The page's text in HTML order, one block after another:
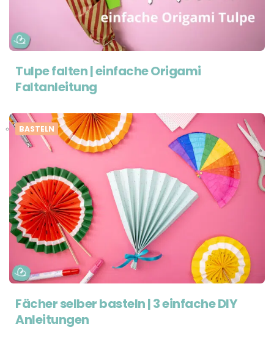
Tulpe falten | einfache Origami
Faltanleitung
BASTELN
Fächer selber basteln | 3 einfache DIY
Anleitungen